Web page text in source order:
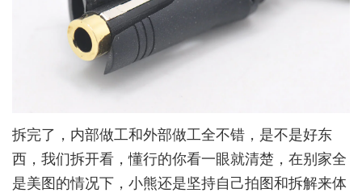
拆完了，内部做工和外部做工全不错，是不是好东
西，我们拆开看，懂行的你看一眼就清楚，在别家全
是美图的情况下，小熊还是坚持自己拍图和拆解来体